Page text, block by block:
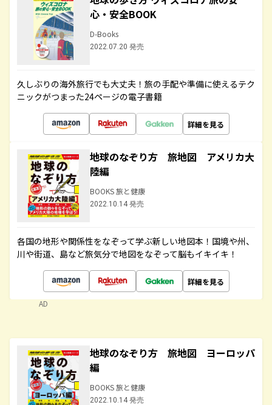
心・安全BOOK
D-Books
2022.07.20 発売
久しぶりの海外旅行でも大丈夫！旅の手配や準備に使えるテク
ニックがつまった24ページの電子書籍
詳細を見る
地球のなぞり方 旅地図 アメリカ大
陸編
BOOKS 旅と健康
2022.10.14 発売
各国の地形や関係性をなぞって学ぶ新しい地図本！国境や州、
川や街道、島など旅気分で地図をなぞって脳もイキイキ！
詳細を見る
AD
地球のなぞり方 旅地図 ヨーロッパ
編
BOOKS 旅と健康
2022.10.14 発売